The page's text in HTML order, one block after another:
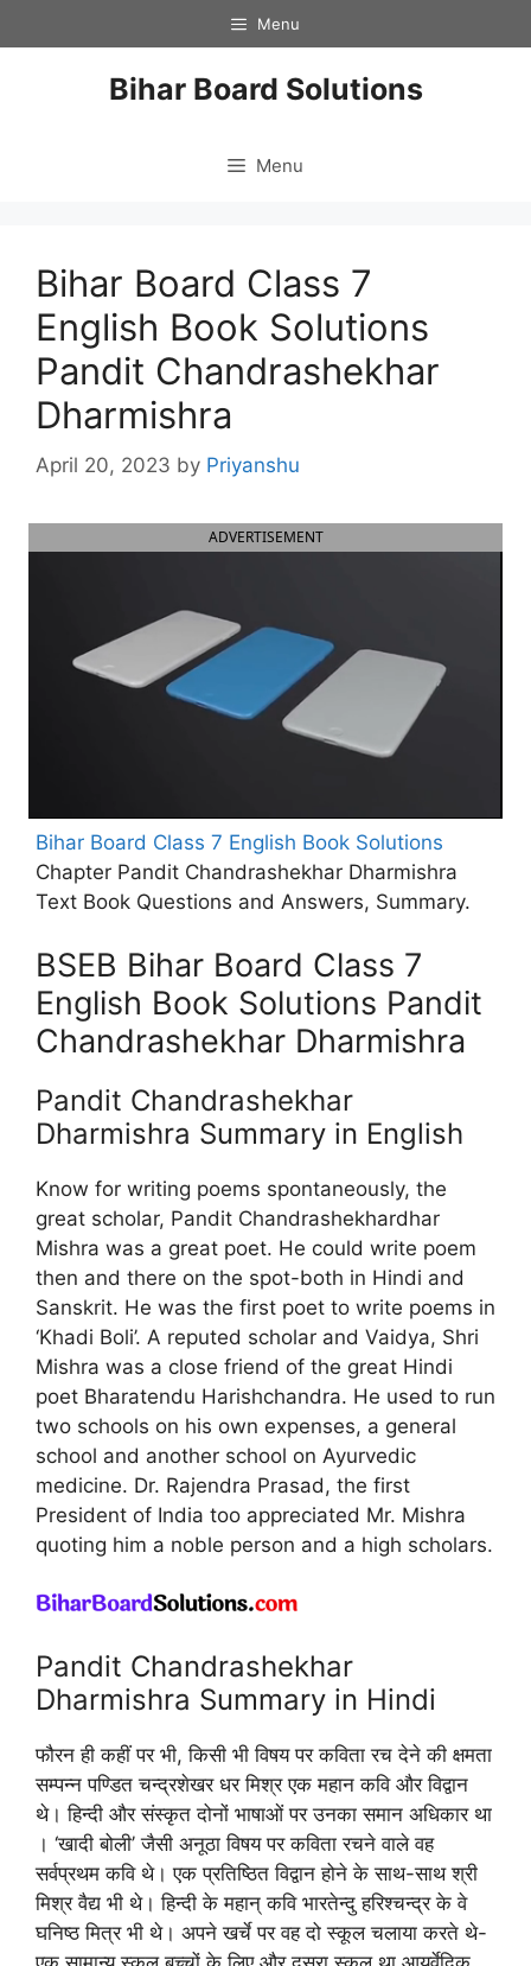
to
Menu
Bihar Board Solutions
Menu
Bihar Board Class 7
English Book Solutions
Pandit Chandrashekhar
Dharmishra
April 20, 2023 by Priyanshu
ADVERTISEMENT
Bihar Board Class 7 English Book Solutions
Chapter Pandit Chandrashekhar Dharmishra
Text Book Questions and Answers, Summary.
BSEB Bihar Board Class 7
English Book Solutions Pandit
Chandrashekhar Dharmishra
Pandit Chandrashekhar
Dharmishra Summary in English
Know for writing poems spontaneously, the
great scholar, Pandit Chandrashekhardhar
Mishra was a great poet. He could write poem
then and there on the spot-both in Hindi and
Sanskrit. He was the first poet to write poems in
‘Khadi Boli’. A reputed scholar and Vaidya, Shri
Mishra was a close friend of the great Hindi
poet Bharatendu Harishchandra. He used to run
two schools on his own expenses, a general
school and another school on Ayurvedic
medicine. Dr. Rajendra Prasad, the first
President of India too appreciated Mr. Mishra
quoting him a noble person and a high scholars.
Pandit Chandrashekhar
Dharmishra Summary in Hindi
फौरन ही कहीं पर भी, किसी भी विषय पर कविता रच देने की क्षमता
सम्पन्न पण्डित चन्द्रशेखर धर मिश्र एक महान कवि और विद्वान
थे। हिन्दी और संस्कृत दोनों भाषाओं पर उनका समान अधिकार था
। ‘खादी बोली’ जैसी अनूठा विषय पर कविता रचने वाले वह
सर्वप्रथम कवि थे। एक प्रतिष्ठित विद्वान होने के साथ-साथ श्री
मिश्र वैद्य भी थे। हिन्दी के महान् कवि भारतेन्दु हरिश्चन्द्र के वे
घनिष्ठ मित्र भी थे। अपने खर्चे पर वह दो स्कूल चलाया करते थे-